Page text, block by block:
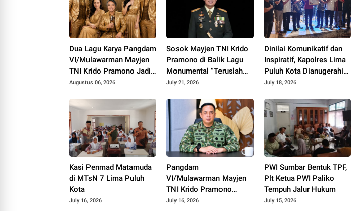
Dua Lagu Karya Pangdam
VI/Mulawarman Mayjen
TNI Krido Pramono Jadi
Ikon Singing Competition
Augustus 06, 2026
Sosok Mayjen TNI Krido
Pramono di Balik Lagu
Monumental “Teruslah
Melangkah”
July 21, 2026
Dinilai Komunikatif dan
Inspiratif, Kapolres Lima
Puluh Kota Dianugerahi
Penghargaan
July 18, 2026
Kasi Penmad Matamuda
di MTsN 7 Lima Puluh
Kota
July 16, 2026
Pangdam
VI/Mulawarman Mayjen
TNI Krido Pramono
Luncurkan Lagu Inspiratif
July 16, 2026
PWI Sumbar Bentuk TPF,
Plt Ketua PWI Paliko
Tempuh Jalur Hukum
July 15, 2026